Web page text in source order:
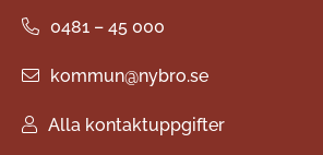
0481 – 45 000
kommun@nybro.se
Alla kontaktuppgifter